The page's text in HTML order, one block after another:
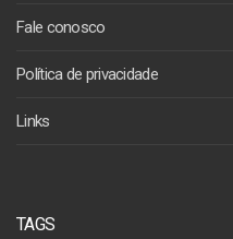
Fale conosco
Política de privacidade
Links
TAGS